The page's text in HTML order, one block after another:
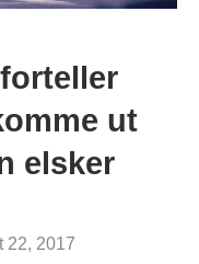
ut
elsker
22, 2017